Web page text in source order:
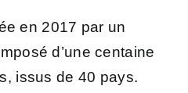
en 2017 par un
d’une centaine
issus de 40 pays.